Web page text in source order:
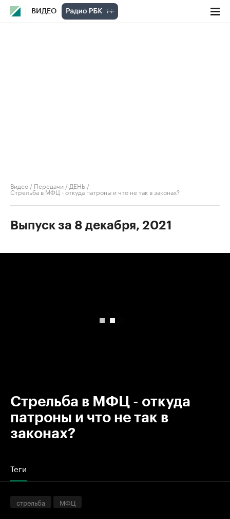
ВИДЕО
Видео / Передачи / ДЕНЬ /
Стрельба в МФЦ - откуда патроны и что не так в законах?
Выпуск за 8 декабря, 2021
Стрельба в МФЦ - откуда
патроны и что не так в
законах?
Теги
стрельба МФЦ